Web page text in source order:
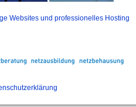
Websites und professionelles Hosting